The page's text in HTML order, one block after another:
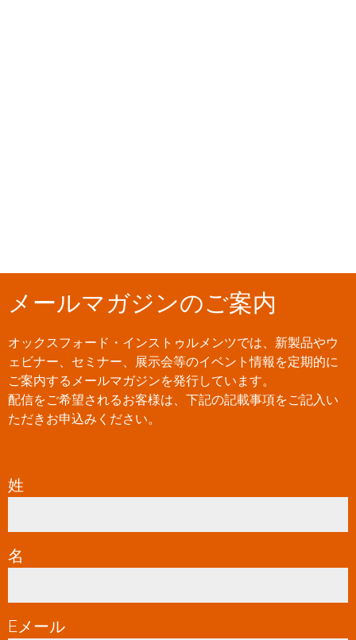
メールマガジンのご案内
オックスフォード・インストゥルメンツでは、新製品やウ
ェビナー、セミナー、展示会等のイベント情報を定期的に
ご案内するメールマガジンを発行しています。
配信をご希望されるお客様は、下記の記載事項をご記入い
ただきお申込みください。
姓
名
Eメール